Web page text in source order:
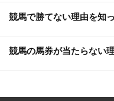
競馬で勝てない理由を知
競馬の馬券が当たらない